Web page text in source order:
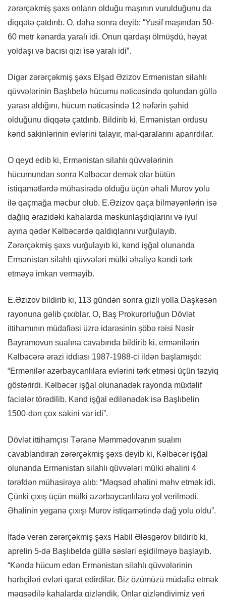
zərərçəkmiş şəxs onların olduğu maşının vurulduğunu da
diqqətə çatdırıb. O, daha sonra deyib: “Yusif maşından 50-
60 metr kənarda yaralı idi. Onun qardaşı ölmüşdü, həyat
yoldaşı və bacısı qızı isə yaralı idi”.
Digər zərərçəkmiş şəxs Elşad Əzizov Ermənistan silahlı
qüvvələrinin Başlıbelə hücumu nəticəsində qolundan güllə
yarası aldığını, hücum nəticəsində 12 nəfərin şəhid
olduğunu diqqətə çatdırıb. Bildirib ki, Ermənistan ordusu
kənd sakinlərinin evlərini talayır, mal-qaralarını aparırdılar.
O qeyd edib ki, Ermənistan silahlı qüvvələrinin
hücumundan sonra Kəlbəcər demək olar bütün
istiqamətlərdə mühasirədə olduğu üçün əhali Murov yolu
ilə qaçmağa məcbur olub. E.Əzizov qaça bilməyənlərin isə
dağlıq ərazidəki kahalarda məskunlaşdıqlarını və iyul
ayına qədər Kəlbəcərdə qaldıqlarını vurğulayıb.
Zərərçəkmiş şəxs vurğulayıb ki, kənd işğal olunanda
Ermənistan silahlı qüvvələri mülki əhaliyə kəndi tərk
etməyə imkan verməyib.
E.Əzizov bildirib ki, 113 gündən sonra gizli yolla Daşkəsən
rayonuna gəlib çıxıblar. O, Baş Prokurorluğun Dövlət
ittihamının müdafiəsi üzrə idarəsinin şöbə rəisi Nəsir
Bayramovun sualına cavabında bildirib ki, ermənilərin
Kəlbəcərə ərazi iddiası 1987-1988-ci ildən başlamışdı:
“Ermənilər azərbaycanlılara evlərini tərk etməsi üçün təzyiq
göstərirdi. Kəlbəcər işğal olunanadək rayonda müxtəlif
faciələr törədilib. Kənd işğal edilənədək isə Başlıbelin
1500-dən çox sakini var idi”.
Dövlət ittihamçısı Təranə Məmmədovanın sualını
cavablandıran zərərçəkmiş şəxs deyib ki, Kəlbəcər işğal
olunanda Ermənistan silahlı qüvvələri mülki əhalini 4
tərəfdən mühasirəyə alıb: “Məqsəd əhalini məhv etmək idi.
Çünki çıxış üçün mülki azərbaycanlılara yol verilmədi.
Əhalinin yeganə çıxışı Murov istiqamətində dağ yolu oldu”.
İfadə verən zərərçəkmiş şəxs Habil Ələsgərov bildirib ki,
aprelin 5-də Başlıbeldə güllə səsləri eşidilməyə başlayıb.
“Kəndə hücum edən Ermənistan silahlı qüvvələrinin
hərbçiləri evləri qarət edirdilər. Biz özümüzü müdafiə etmək
məqsədilə kahalarda gizləndik. Onlar gizləndiyimiz yeri